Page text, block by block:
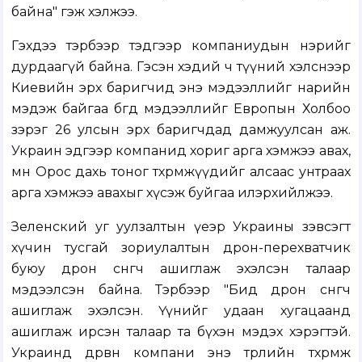
байна" гэж хэлжээ.
Гэхдээ тэрбээр тэдгээр компаниудын нэрийг
дурдаагүй байна. Гэсэн хэдий ч түүний хэлснээр
Киевийн эрх баригчид энэ мэдээллийг нарийн
мэдэж байгаа бөгөөд мэдээллийг Европын Холбоо
зэрэг 26 улсын эрх баригчдад дамжуулсан аж.
Украин эдгээр компанид хориг арга хэмжээ авах,
мөн Орос дахь тоног төхөөрөмжүүдийг алсаас унтраах
арга хэмжээ авахыг хүсэж буйгаа илэрхийлжээ.
Зеленский уг уулзалтын үеэр Украины зэвсэгт
хүчин тусгай зориулалтын дрон-перехватчик
буюу дрон сөнөөгч ашиглаж эхэлсэн талаар
мэдээлсэн байна. Тэрбээр "Бид дрон сөнөөгч
ашиглаж эхэлсэн. Үүнийг удаан хугацаанд
ашиглаж ирсэн талаар та бүхэн мэдэх хэрэгтэй.
Украинд дөрвөн компани энэ төрлийн төхөөрөмж